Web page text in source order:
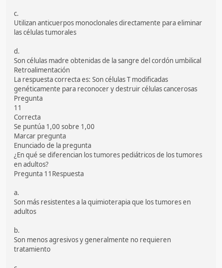
c.
Utilizan anticuerpos monoclonales directamente para eliminar
las células tumorales
d.
Son células madre obtenidas de la sangre del cordón umbilical
Retroalimentación
La respuesta correcta es: Son células T modificadas
genéticamente para reconocer y destruir células cancerosas
Pregunta
11
Correcta
Se puntúa 1,00 sobre 1,00
Marcar pregunta
Enunciado de la pregunta
¿En qué se diferencian los tumores pediátricos de los tumores
en adultos?
Pregunta 11Respuesta
a.
Son más resistentes a la quimioterapia que los tumores en
adultos
b.
Son menos agresivos y generalmente no requieren
tratamiento